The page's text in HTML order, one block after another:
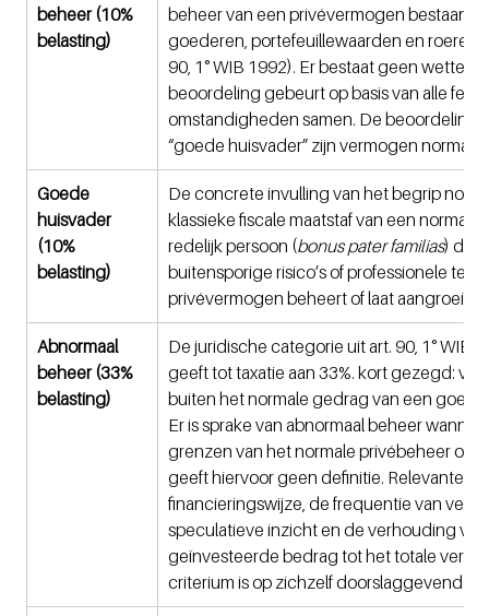
beheer (10%
belasting)
beheer van een privévermogen
goederen, portefeuillewaarden en
90, 1° WIB 1992). Er bestaat geen
beoordeling gebeurt op basis van alle
omstandigheden samen. De beoordeling
“goede huisvader” zijn vermogen normaal
Goede
huisvader
(10%
belasting)
De concrete invulling van het begrip
klassieke fiscale maatstaf van een
redelijk persoon (bonus pater familias) die
buitensporige risico’s of professionele
privévermogen beheert of laat aangroeien.
Abnormaal
beheer (33%
belasting)
De juridische categorie uit art. 90, 1° WIB
geeft tot taxatie aan 33%. kort gezegd:
buiten het normale gedrag van een
Er is sprake van abnormaal beheer
grenzen van het normale privébeheer
geeft hiervoor geen definitie. Relevante
financieringswijze, de frequentie van
speculatieve inzicht en de verhouding
geïnvesteerde bedrag tot het totale
criterium is op zichzelf doorslaggevend.